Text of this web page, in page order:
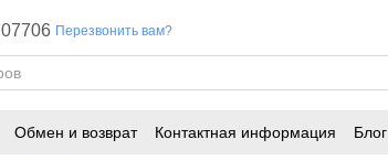
Перезвонить вам?
Обмен и возврат Контактная информация Блог